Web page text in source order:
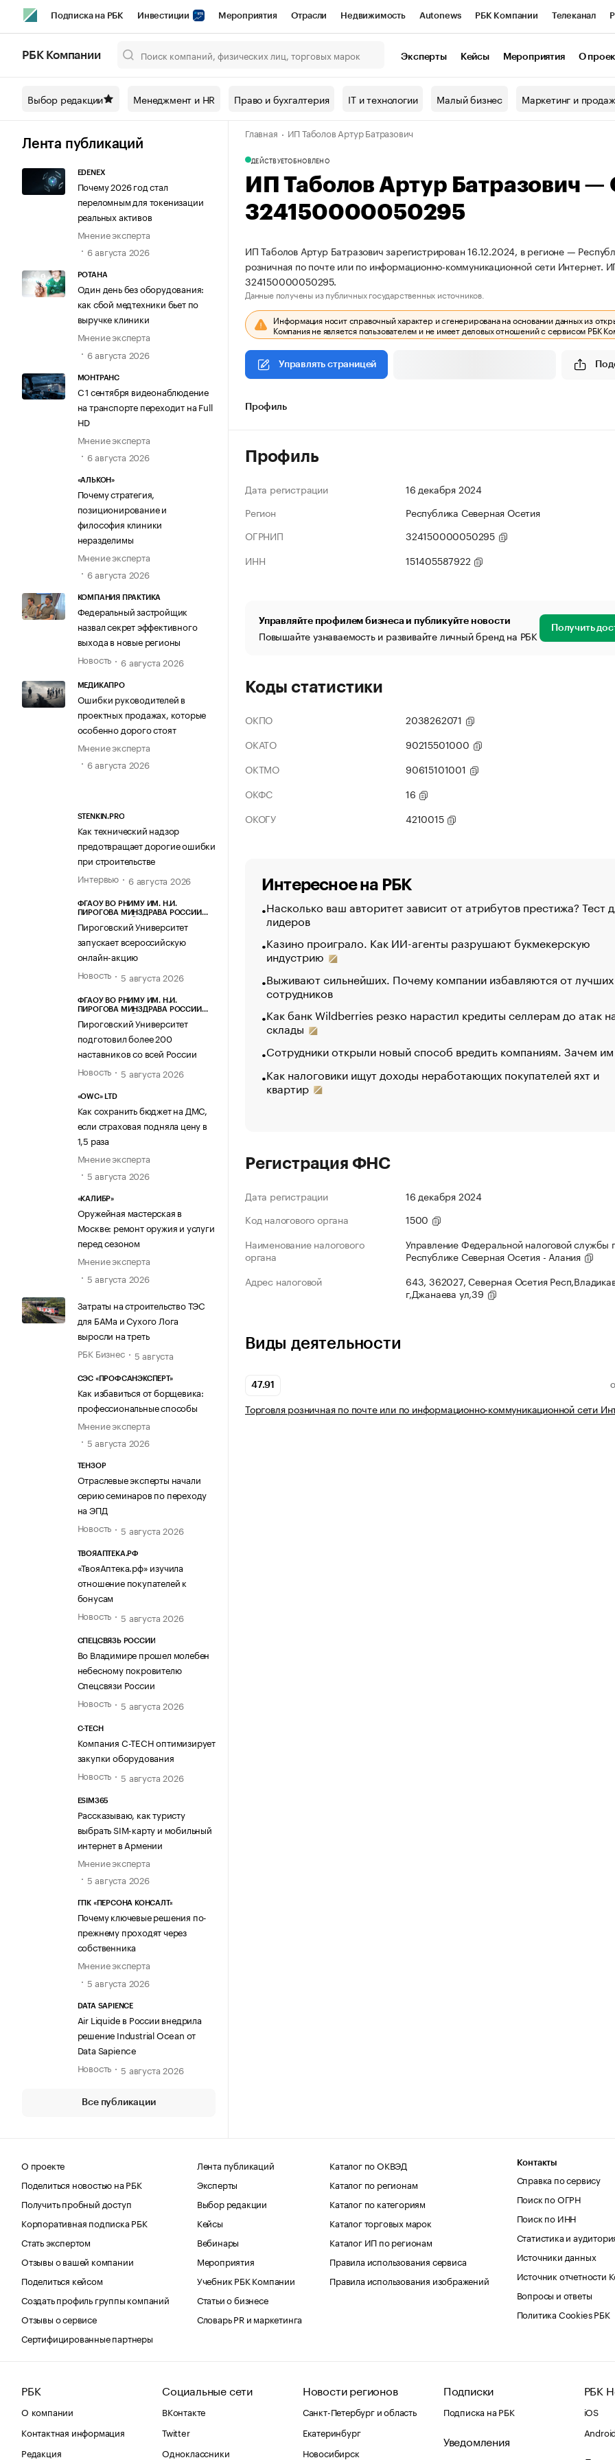
Подписка на РБК Инвестиции Мероприятия Отрасли Недвижимость Autonews РБК Компании Телеканал
Спецпроекты СПб Конференции СПб Спецпроекты Проверка контрагентов
Технологии и медиа Рынок наличной валюты
РБК Компании Эксперты Кейсы Мероприятия О
Выбор редакции Менеджмент и HR Право и бухгалтерия IT и технологии Малый бизнес Маркетинг и
Лента публикаций
EDENEX
Почему 2026 год стал
переломным для токенизации
реальных активов
Мнение эксперта
6 августа 2026
РОТАНА
Один день без оборудования:
как сбой медтехники бьет по
выручке клиники
Мнение эксперта
6 августа 2026
МОНТРАНС
С 1 сентября видеонаблюдение
на транспорте переходит на Full
HD
Мнение эксперта
6 августа 2026
«АЛЬКОН»
Почему стратегия,
позиционирование и
философия клиники
неразделимы
Мнение эксперта
6 августа 2026
КОМПАНИЯ ПРАКТИКА
Федеральный застройщик
назвал секрет эффективного
выхода в новые регионы
Новость
6 августа 2026
МЕДИКАПРО
Ошибки руководителей в
проектных продажах, которые
особенно дорого стоят
Мнение эксперта
6 августа 2026
STENKIN.PRO
Как технический надзор
предотвращает дорогие ошибки
при строительстве
Интервью
6 августа 2026
ФГАОУ ВО РНИМУ ИМ. Н.И.
ПИРОГОВА МИНЗДРАВА РОССИИ
Пироговский Университет
запускает всероссийскую
онлайн-акцию
Новость
5 августа 2026
ФГАОУ ВО РНИМУ ИМ. Н.И.
ПИРОГОВА МИНЗДРАВА РОССИИ
Пироговский Университет
подготовил более 200
наставников со всей России
Новость
5 августа 2026
«OWC» LTD
Как сохранить бюджет на ДМС,
если страховая подняла цену в
1,5 раза
Мнение эксперта
5 августа 2026
«КАЛИБР»
Оружейная мастерская в
Москве: ремонт оружия и услуги
перед сезоном
Мнение эксперта
5 августа 2026
Затраты на строительство ТЭС
для БАМа и Сухого Лога
выросли на треть
РБК Бизнес
5 августа
СЭС «ПРОФСАНЭКСПЕРТ»
Как избавиться от борщевика:
профессиональные способы
Мнение эксперта
5 августа 2026
ТЕНЗОР
Отраслевые эксперты начали
серию семинаров по переходу
на ЭПД
Новость
5 августа 2026
ТВОЯАПТЕКА.РФ
«ТвояАптека.рф» изучила
отношение покупателей к
бонусам
Новость
5 августа 2026
СПЕЦСВЯЗЬ РОССИИ
Во Владимире прошел молебен
небесному покровителю
Спецсвязи России
Новость
5 августа 2026
C-TECH
Компания C-TECH оптимизирует
закупки оборудования
Новость
5 августа 2026
ESIM365
Рассказываю, как туристу
выбрать SIM-карту и мобильный
интернет в Армении
Мнение эксперта
5 августа 2026
ГПК «ПЕРСОНА КОНСАЛТ»
Почему ключевые решения по-
прежнему проходят через
собственника
Мнение эксперта
5 августа 2026
DATA SAPIENCE
Air Liquide в России внедрила
решение Industrial Ocean от
Data Sapience
Новость
5 августа 2026
Все публикации
Главная ИП Таболов Артур Батразович
ДЕЙСТВУЕТОБНОВЛЕНО
ИП Таболов Артур Батразович
324150000050295
ИП Таболов Артур Батразович зарегистрирован 16.12.2024, в регионе —
розничная по почте или по информационно-коммуникационной сети
324150000050295.
Данные получены из публичных государственных источников.
Информация носит справочный характер и сгенерирована на основании данных из
Компания не является пользователем и не имеет деловых отношений с сервисом РБК
Управлять страницей
Профиль
Профиль
Дата регистрации
16 декабря 2024
Регион
Республика Северная Осетия
ОГРНИП
324150000050295
ИНН
151405587922
Управляйте профилем бизнеса и публикуйте новости
Повышайте узнаваемость и развивайте личный бренд на РБК Получить
Коды статистики
ОКПО
2038262071
ОКАТО
90215501000
ОКТМО
90615101001
ОКФС
16
ОКОГУ
4210015
Интересное на РБК
Насколько ваш авторитет зависит от атрибутов престижа? Тест
лидеров
Казино проиграло. Как ИИ-агенты разрушают букмекерскую
индустрию
Выживают сильнейших. Почему компании избавляются от лучших
сотрудников
Как банк Wildberries резко нарастил кредиты селлерам до атак
склады
Сотрудники открыли новый способ вредить компаниям. Зачем
Как налоговики ищут доходы неработающих покупателей яхт и
квартир
Регистрация ФНС
Дата регистрации
16 декабря 2024
Код налогового органа
1500
Наименование налогового
органа
Управление Федеральной налоговой службы
Республике Северная Осетия - Алания
Адрес налоговой
643, 362027, Северная Осетия
г,Джанаева ул,39
Виды деятельности
47.91
Торговля розничная по почте или по информационно-коммуникационной сети
О проекте
Поделиться новостью на РБК
Получить пробный доступ
Корпоративная подписка РБК
Стать экспертом
Отзывы о вашей компании
Поделиться кейсом
Создать профиль группы компаний
Отзывы о сервисе
Сертифицированные партнеры
Лента публикаций
Эксперты
Выбор редакции
Кейсы
Вебинары
Мероприятия
Учебник РБК Компании
Статьи о бизнесе
Словарь PR и маркетинга
Каталог по ОКВЭД
Каталог по регионам
Каталог по категориям
Каталог торговых марок
Каталог ИП по регионам
Правила использования сервиса
Правила использования изображений
Контакты
Справка по сервису
Поиск по ОГРН
Поиск по ИНН
Статистика и
Источники данных
Источник отчетности
Вопросы и ответы
Политика Cookies РБК
РБК
О компании
Контактная информация
Редакция
Социальные сети
ВКонтакте
Twitter
Одноклассники
Новости регионов
Санкт-Петербург и область
Екатеринбург
Новосибирск
Подписки
Подписка на РБК
Уведомления
РБК
iOS